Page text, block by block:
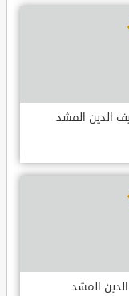
الدين المشد
المشد